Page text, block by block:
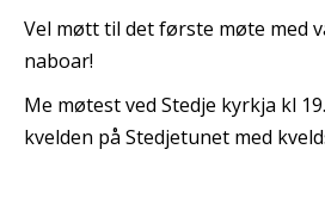
Vel møtt til det første møte med
naboar!
Me møtest ved Stedje kyrkja kl
kvelden på Stedjetunet med